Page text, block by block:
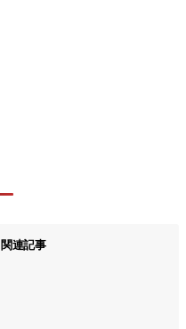
関連記事